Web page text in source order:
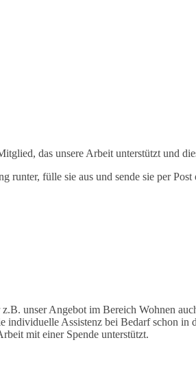
das unsere Arbeit unterstützt und
fülle sie aus und sende sie per
unser Angebot im Bereich Wohnen
Assistenz bei Bedarf schon in
mit einer Spende unterstützt.